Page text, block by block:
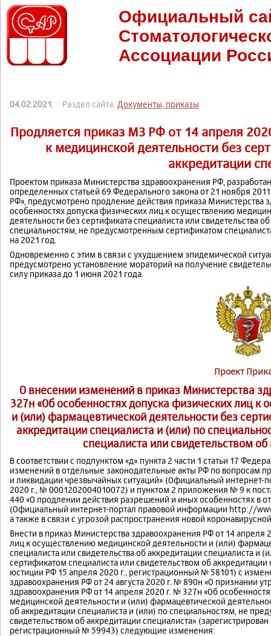
Официальный
Ассоциации
04.02.2021 , Раздел сайта: Документы, приказы
Продляется приказ МЗ РФ от 14 апреля
к медицинской деятельности без
аккредитации
Проектом приказа Министерства здравоохранения РФ,
определенных статьей 69 Федерального закона от 21 ноября
РФ», предусмотрено продление действия приказа Министерства
особенностях допуска физических лиц к осуществлению
деятельности без сертификата специалиста или свидетельства
специальностям, не предусмотренным сертификатом
на 2021 год.
Одновременно с этим в связи с ухудшением эпидемической
предусмотрено установление мораторий на получение
силу приказа до 1 июня 2021 года.
Проект
О внесении изменений ‎в приказ Министерства
327н «Об особенностях допуска физических лиц
и (или) фармацевтической деятельности без
аккредитации специалиста и (или) по
специалиста или свидетельством
В соответствии с подпунктом «д» пункта 2 части 1 статьи 17
изменений в отдельные законодательные акты РФ по вопросам
‎и ликвидации чрезвычайных ситуаций» (Официальный интернет-
2020 г., № 0001202004010072) ‎и пунктом 2 приложения № 9 к
440 «О продлении действия разрешений и иных особенностях в
(Официальный интернет-портал правовой информации http://
а также в связи с угрозой распространения новой
Внести в приказ Министерства здравоохранения РФ ‎от 14
лиц ‎к осуществлению медицинской деятельности и (или)
специалиста или свидетельства об аккредитации специалиста
сертификатом специалиста или свидетельством об
юстиции РФ 15 апреля 2020 г., регистрационный № 58101) с
здравоохранения РФ от 24 августа 2020 г. № 890н «О признании
здравоохранения РФ от 14 апреля 2020 г. № 327н «Об
медицинской деятельности и (или) фармацевтической
‎об аккредитации специалиста и (или) по специальностям, не
свидетельством об аккредитации специалиста»
регистрационный № 59943) следующие изменения: